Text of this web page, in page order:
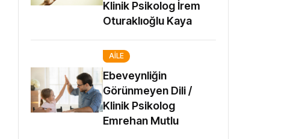
Klinik Psikolog İrem
Oturaklıoğlu Kaya
AILE
Ebeveynliğin
Görünmeyen Dili /
Klinik Psikolog
Emrehan Mutlu